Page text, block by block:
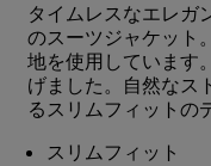
タイムレスなエレガ
のスーツジャケット
地を使用しています
げました。自然なス
るスリムフィットの
スリムフィット